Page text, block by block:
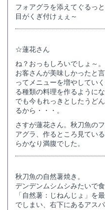
フォアグラを添えてぐるっ
目がくぎ付けぇぇ～
☆蓮花さん
ね？おっもしろいでしょ～
お客さんが美味しかったと
ってメニューを増やしてい
る種類の料理を作るように
でも今もれっきとしたうど
るから・・・。
さすが蓮花さん。秋刀魚の
アグラ、作るところ見てい
らかなり満腹でした。
秋刀魚の自然薯焼き。
デンデンムシムシみたいで
「自然薯：じねんじょ」を
でしまい、右下にあるアス